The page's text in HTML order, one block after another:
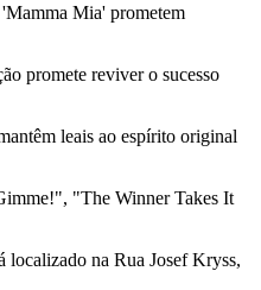
Mia' prometem
promete reviver o sucesso
leais ao espírito original
"The Winner Takes It
localizado na Rua Josef Kryss,